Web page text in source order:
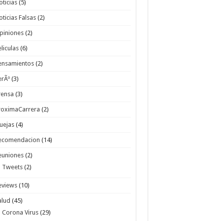
(5)
Falsas (2)
(2)
(6)
(2)
(3)
(3)
(2)
(4)
(14)
(2)
Tweets (2)
(10)
(45)
Corona Virus (29)